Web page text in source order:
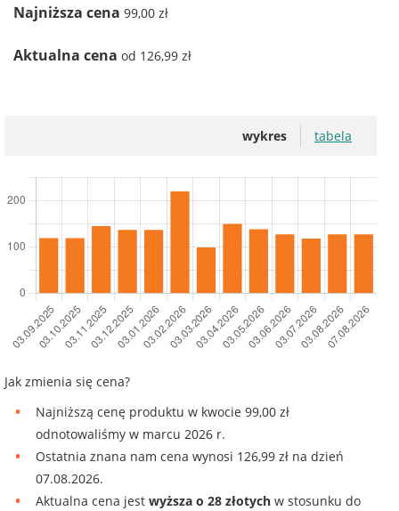
Najniższa cena 99,00 zł
Aktualna cena od 126,99 zł
wykres tabela
Jak zmienia się cena?
Najniższą cenę produktu w kwocie 99,00 zł
odnotowaliśmy w marcu 2026 r.
Ostatnia znana nam cena wynosi 126,99 zł na dzień
07.08.2026.
Aktualna cena jest wyższa o 28 złotych w stosunku do